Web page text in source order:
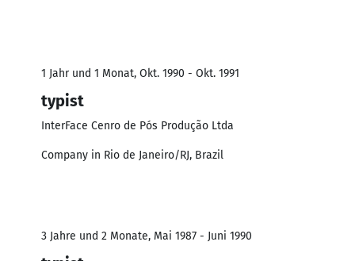
1 Jahr und 1 Monat, Okt. 1990 - Okt. 1991
typist
InterFace Cenro de Pós Produção Ltda
Company in Rio de Janeiro/RJ, Brazil
3 Jahre und 2 Monate, Mai 1987 - Juni 1990